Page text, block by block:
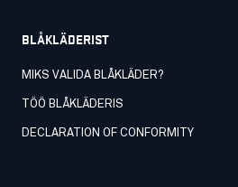
BLÅKLÄDERIST
MIKS VALIDA BLÅKLÄDER?
TÖÖ BLÅKLÄDERIS
DECLARATION OF CONFORMITY